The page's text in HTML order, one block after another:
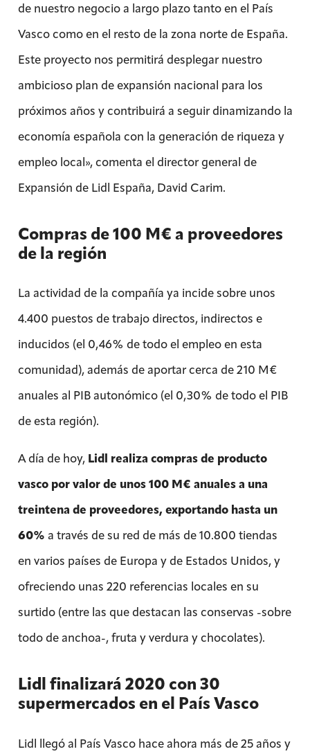
de nuestro negocio a largo plazo tanto en el País
Vasco como en el resto de la zona norte de España.
Este proyecto nos permitirá desplegar nuestro
ambicioso plan de expansión nacional para los
próximos años y contribuirá a seguir dinamizando la
economía española con la generación de riqueza y
empleo local», comenta el director general de
Expansión de Lidl España, David Carim.
Compras de 100 M€ a proveedores
de la región
La actividad de la compañía ya incide sobre unos
4.400 puestos de trabajo directos, indirectos e
inducidos (el 0,46% de todo el empleo en esta
comunidad), además de aportar cerca de 210 M€
anuales al PIB autonómico (el 0,30% de todo el PIB
de esta región).
A día de hoy, Lidl realiza compras de producto
vasco por valor de unos 100 M€ anuales a una
treintena de proveedores, exportando hasta un
60% a través de su red de más de 10.800 tiendas
en varios países de Europa y de Estados Unidos, y
ofreciendo unas 220 referencias locales en su
surtido (entre las que destacan las conservas -sobre
todo de anchoa-, fruta y verdura y chocolates).
Lidl finalizará 2020 con 30
supermercados en el País Vasco
Lidl llegó al País Vasco hace ahora más de 25 años y